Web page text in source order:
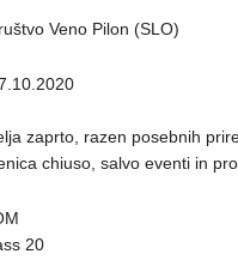
Veno Pilon (SLO)
zaprto, razen posebnih
chiuso, salvo eventi in
20